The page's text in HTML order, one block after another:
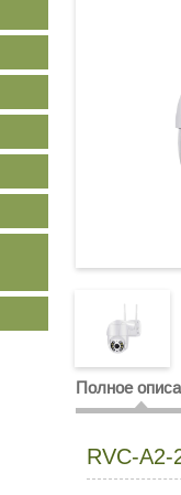
Полное
RVC-A2-